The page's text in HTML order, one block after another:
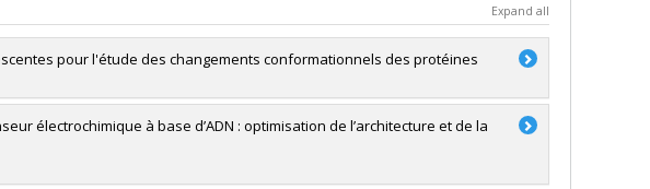
Expand all
pour l'étude des changements conformationnels des protéines
électrochimique à base d’ADN : optimisation de l’architecture et de la